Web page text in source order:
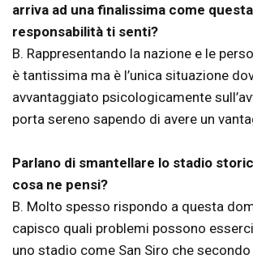
arriva ad una finalissima come
responsabilità ti senti?
B. Rappresentando la nazione e le
è tantissima ma è l’unica situazione
avvantaggiato psicologicamente
porta sereno sapendo di avere un
Parlano di smantellare lo stadio
cosa ne pensi?
B. Molto spesso rispondo a questa
capisco quali problemi possono
uno stadio come San Siro che secondo